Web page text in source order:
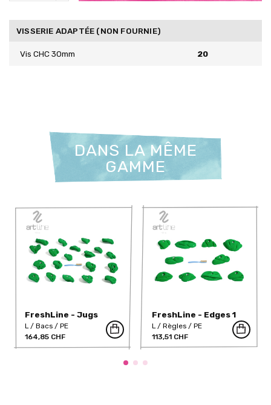
VISSERIE ADAPTÉE (NON FOURNIE)
Vis CHC 30mm 20
DANS LA MÊME
GAMME
FreshLine - Jugs
L Bacs
PE
164,85 CHF
FreshLine - Edges 1
L Règles
PE
113,51 CHF